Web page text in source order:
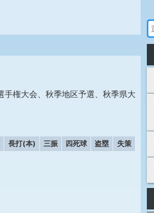
権大会、秋季地区予選、秋季県大
長打(本) 三振 四死球 盗塁 失策